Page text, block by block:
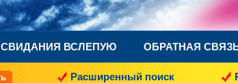
СВИДАНИЯ ВСЛЕПУЮ ОБРАТНАЯ
Расширенный поиск